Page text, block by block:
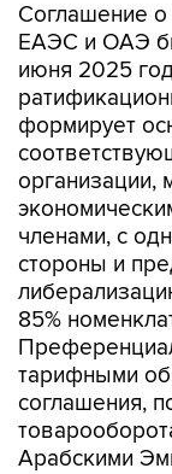
Соглашение
ЕАЭС и ОАЭ
июня 2025
формирует
организации,
членами, с
стороны и
85%
тарифными
соглашения,
Арабскими